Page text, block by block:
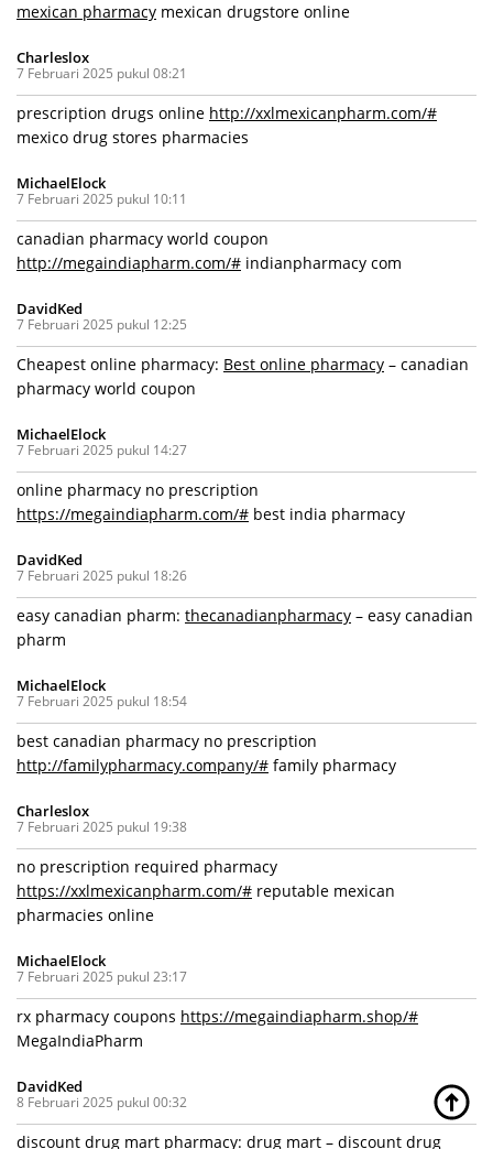
mexican pharmacy mexican drugstore online
Charleslox
7 Februari 2025 pukul 08:21
prescription drugs online http://xxlmexicanpharm.com/#
mexico drug stores pharmacies
MichaelElock
7 Februari 2025 pukul 10:11
canadian pharmacy world coupon
http://megaindiapharm.com/# indianpharmacy com
DavidKed
7 Februari 2025 pukul 12:25
Cheapest online pharmacy: Best online pharmacy – canadian
pharmacy world coupon
MichaelElock
7 Februari 2025 pukul 14:27
online pharmacy no prescription
https://megaindiapharm.com/# best india pharmacy
DavidKed
7 Februari 2025 pukul 18:26
easy canadian pharm: thecanadianpharmacy – easy canadian
pharm
MichaelElock
7 Februari 2025 pukul 18:54
best canadian pharmacy no prescription
http://familypharmacy.company/# family pharmacy
Charleslox
7 Februari 2025 pukul 19:38
no prescription required pharmacy
https://xxlmexicanpharm.com/# reputable mexican
pharmacies online
MichaelElock
7 Februari 2025 pukul 23:17
rx pharmacy coupons https://megaindiapharm.shop/#
MegaIndiaPharm
DavidKed
8 Februari 2025 pukul 00:32
discount drug mart pharmacy: drug mart – discount drug